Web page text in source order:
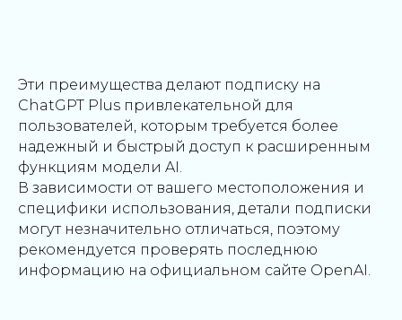
Эти преимущества делают подписку на
ChatGPT Plus привлекательной для
пользователей, которым требуется более
надежный и быстрый доступ к расширенным
функциям модели AI.
В зависимости от вашего местоположения и
специфики использования, детали подписки
могут незначительно отличаться, поэтому
рекомендуется проверять последнюю
информацию на официальном сайте OpenAI.